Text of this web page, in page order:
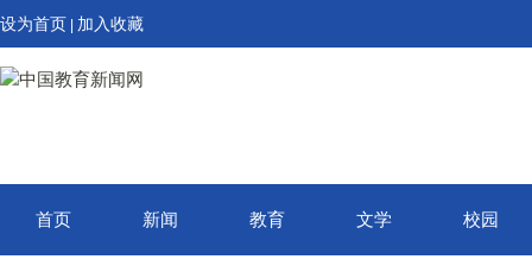
设为首页 加入收藏
首页 新闻 教育 文学 校园